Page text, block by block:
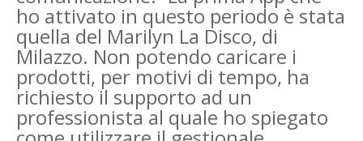
ho attivato in questo periodo è stata
quella del Marilyn La Disco, di
Milazzo. Non potendo caricare i
prodotti, per motivi di tempo, ha
richiesto il supporto ad un
professionista al quale ho spiegato